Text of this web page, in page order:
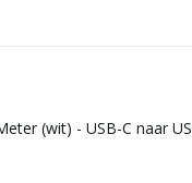
(wit) - USB-C naar